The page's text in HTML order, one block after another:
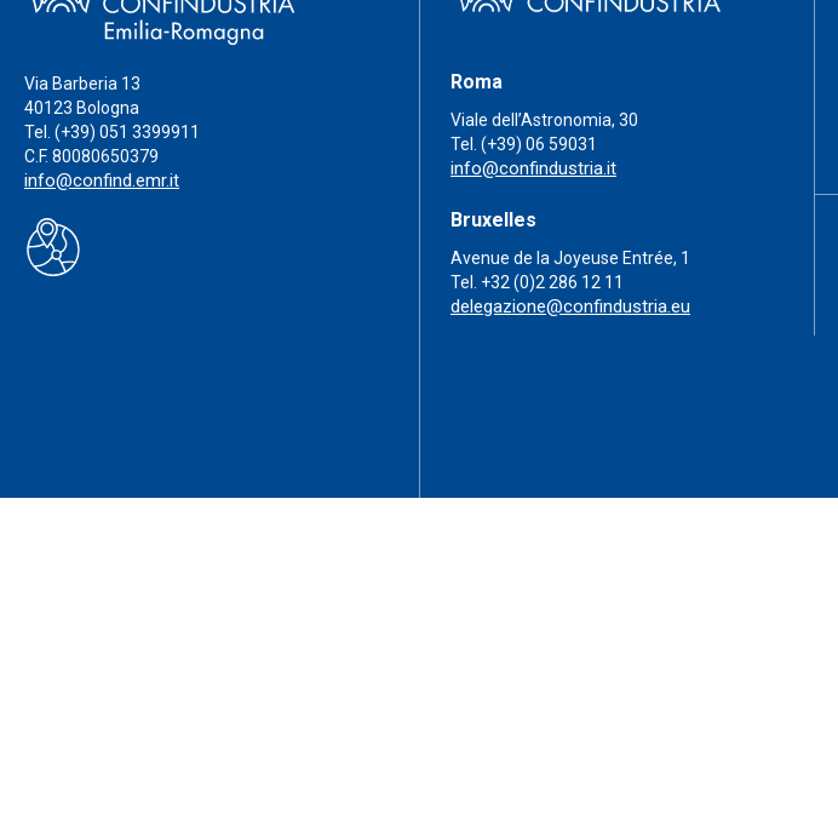
Via Barberia 13
40123 Bologna
Tel. (+39) 051 3399911
C.F. 80080650379
info@confind.emr.it
Roma
Viale dell’Astronomia, 30
Tel. (+39) 06 59031
info@confindustria.it
Bruxelles
Avenue de la Joyeuse Entrée, 1
Tel. +32 (0)2 286 12 11
delegazione@confindustria.eu